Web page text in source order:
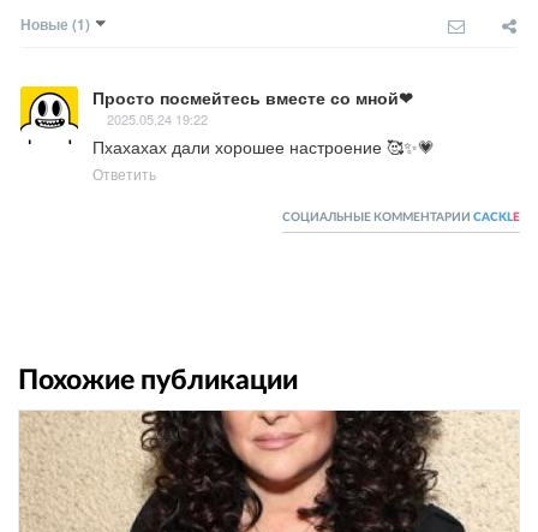
Новые (1)
Просто посмейтесь вместе со мной❤
2025.05.24 19:22
Пхахахах дали хорошее настроение 🥰✨💗
Ответить
СОЦИАЛЬНЫЕ КОММЕНТАРИИ CACKL E
Похожие публикации